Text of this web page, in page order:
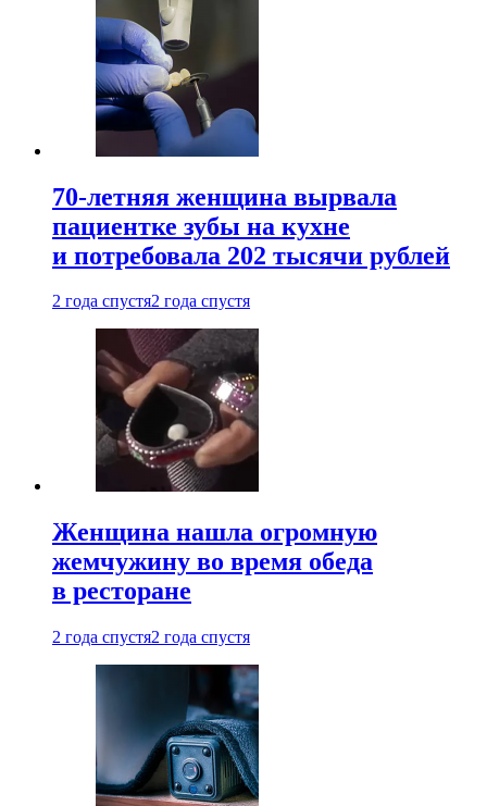
70-летняя женщина вырвала
пациентке зубы на кухне
и потребовала 202 тысячи рублей
2 года спустя2 года спустя
Женщина нашла огромную
жемчужину во время обеда
в ресторане
2 года спустя2 года спустя